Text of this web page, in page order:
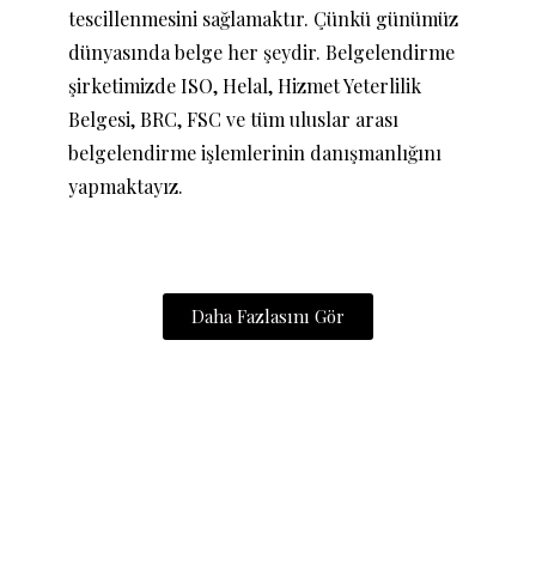
tescillenmesini sağlamaktır. Çünkü günümüz
dünyasında belge her şeydir. Belgelendirme
şirketimizde ISO, Helal, Hizmet Yeterlilik
Belgesi, BRC, FSC ve tüm uluslar arası
belgelendirme işlemlerinin danışmanlığını
yapmaktayız.
Daha Fazlasını Gör